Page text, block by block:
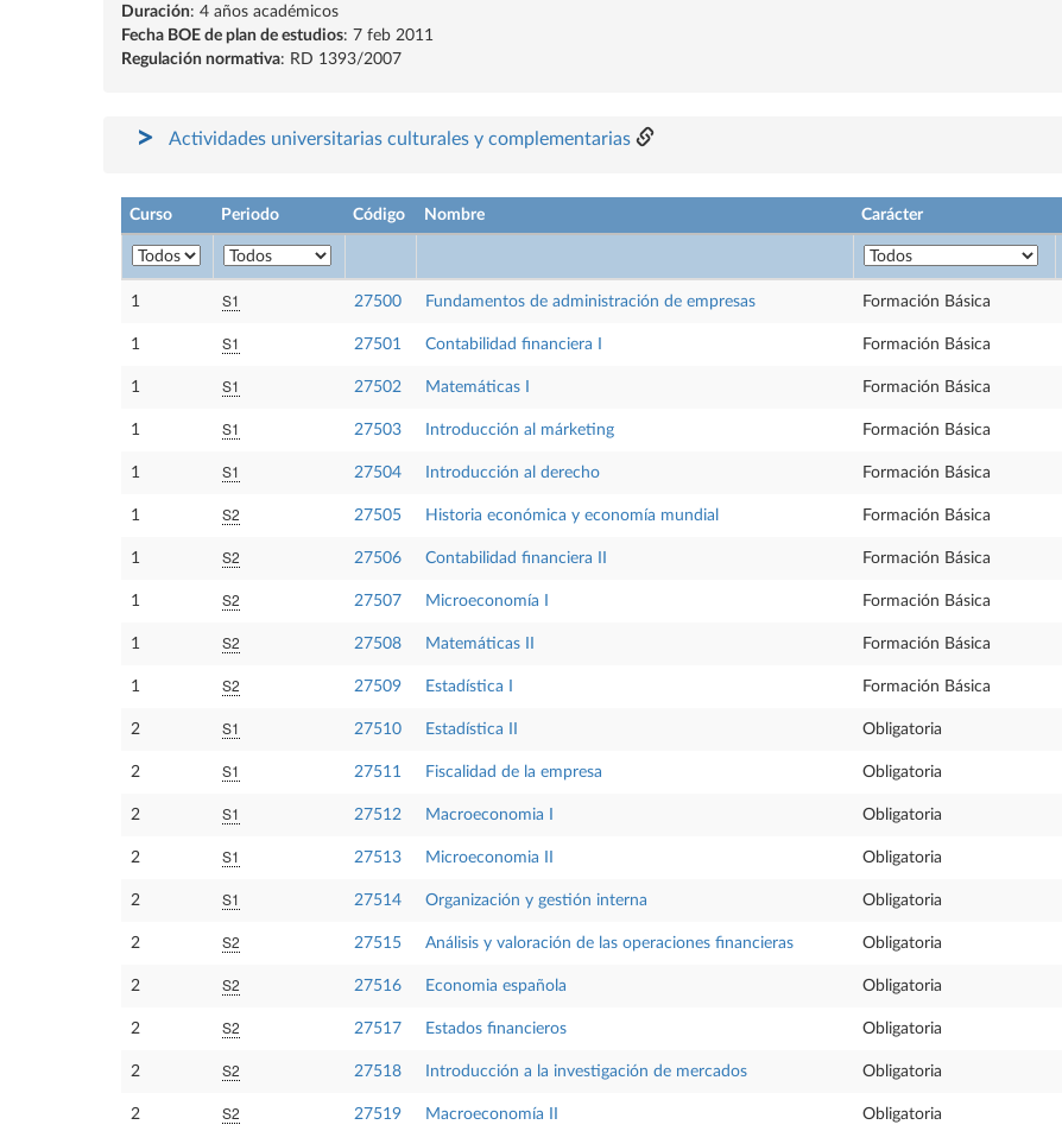
Duración: 4 años académicos
Fecha BOE de plan de estudios: 7 feb 2011
Regulación normativa: RD 1393/2007
Actividades universitarias culturales y complementarias
Curso Periodo Código Nombre Carácter
1 S1 27500 Fundamentos de administración de empresas Formación Básica
1 S1 27501 Contabilidad financiera I Formación Básica
1 S1 27502 Matemáticas I Formación Básica
1 S1 27503 Introducción al márketing Formación Básica
1 S1 27504 Introducción al derecho Formación Básica
1 S2 27505 Historia económica y economía mundial Formación Básica
1 S2 27506 Contabilidad financiera II Formación Básica
1 S2 27507 Microeconomía I Formación Básica
1 S2 27508 Matemáticas II Formación Básica
1 S2 27509 Estadística I Formación Básica
2 S1 27510 Estadística II Obligatoria
2 S1 27511 Fiscalidad de la empresa Obligatoria
2 S1 27512 Macroeconomia I Obligatoria
2 S1 27513 Microeconomia II Obligatoria
2 S1 27514 Organización y gestión interna Obligatoria
2 S2 27515 Análisis y valoración de las operaciones financieras Obligatoria
2 S2 27516 Economia española Obligatoria
2 S2 27517 Estados financieros Obligatoria
2 S2 27518 Introducción a la investigación de mercados Obligatoria
2 S2 27519 Macroeconomía II Obligatoria